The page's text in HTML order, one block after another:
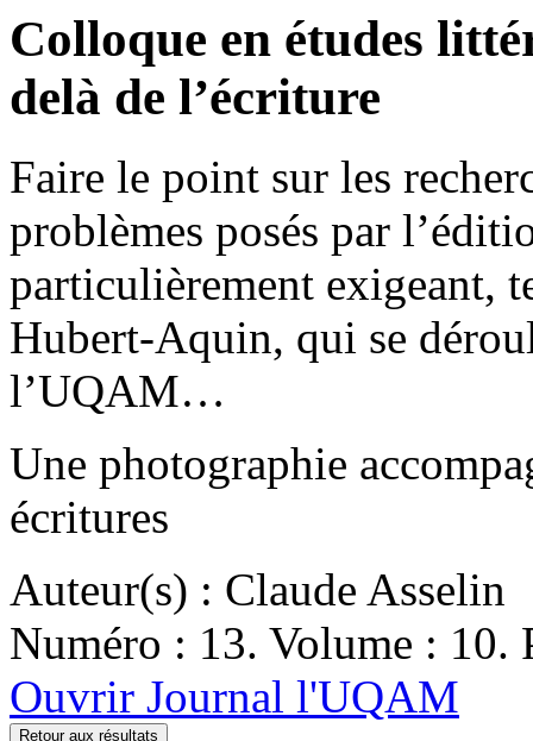
Colloque en études
delà de l’écriture
Faire le point sur les
problèmes posés par
particulièrement exigeant,
Hubert-Aquin, qui se
l’UQAM…
Une photographie
écritures
Auteur(s) : Claude Asselin
Numéro : 13. Volume : 10.
Ouvrir Journal l'UQAM
Retour aux résultats